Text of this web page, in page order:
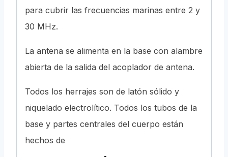
para cubrir las frecuencias marinas entre 2 y
30 MHz.
La antena se alimenta en la base con alambre
abierta de la salida del acoplador de antena.
Todos los herrajes son de latón sólido y
niquelado electrolítico. Todos los tubos de la
base y partes centrales del cuerpo están
hechos de